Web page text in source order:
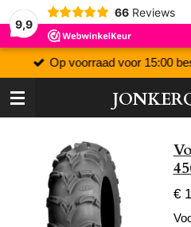
9,9
66 Reviews
Op voorraad voor 15:00
€